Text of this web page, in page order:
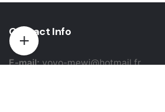
Contact Info
E-mail:yovo-mewi@hotmail.fr